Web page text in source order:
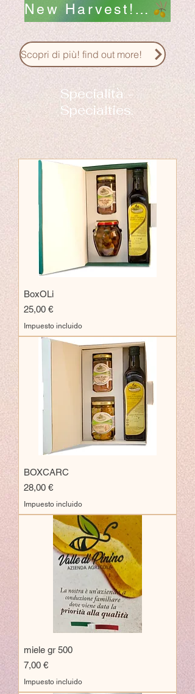
New Harvest! Nuovo Raccolto! scopri i nostri Oli !
Scopri di più! find out more!
Specialità -
Specialties.
BoxOLi
Precio
25,00 €
Impuesto incluido
BOXCARC
Precio
28,00 €
Impuesto incluido
miele gr 500
Precio
7,00 €
Impuesto incluido